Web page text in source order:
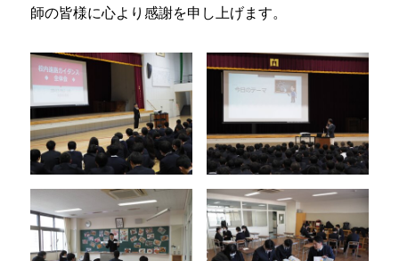
師の皆様に心より感謝を申し上げます。